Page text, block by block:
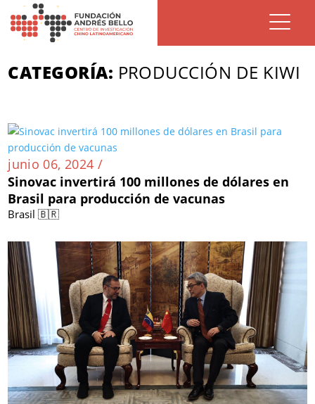
CATEGORÍA: PRODUCCIÓN DE KIWI
junio 06, 2024 /
Sinovac invertirá 100 millones de dólares en
Brasil para producción de vacunas
Brasil 🇧🇷